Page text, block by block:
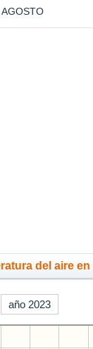
AGOSTO
del aire en
año 2023